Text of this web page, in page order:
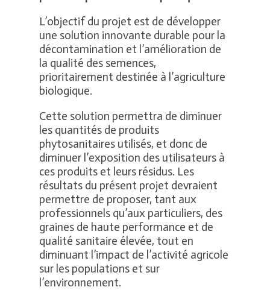
L’objectif du projet est de développer
une solution innovante durable pour la
décontamination et l’amélioration de
la qualité des semences,
prioritairement destinée à l’agriculture
biologique.
Cette solution permettra de diminuer
les quantités de produits
phytosanitaires utilisés, et donc de
diminuer l’exposition des utilisateurs à
ces produits et leurs résidus. Les
résultats du présent projet devraient
permettre de proposer, tant aux
professionnels qu’aux particuliers, des
graines de haute performance et de
qualité sanitaire élevée, tout en
diminuant l’impact de l’activité agricole
sur les populations et sur
l’environnement.